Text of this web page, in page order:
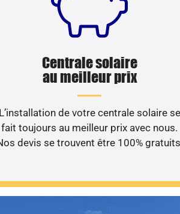
Centrale solaire
au meilleur prix
L’installation de votre centrale solaire se
fait toujours au meilleur prix avec nous.
devis se trouvent être 100%